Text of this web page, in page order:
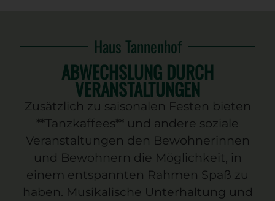
Haus Tannenhof
ABWECHSLUNG DURCH
VERANSTALTUNGEN
Zusätzlich zu saisonalen Festen bieten
**Tanzkaffees** und andere soziale
Veranstaltungen den Bewohnerinnen
und Bewohnern die Möglichkeit, in
einem entspannten Rahmen Spaß zu
haben. Musikalische Unterhaltung und